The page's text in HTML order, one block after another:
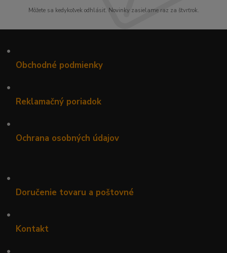
Môžete sa kedykoľvek odhlásiť. Novinky zasielame raz za štvrťrok.
•
Obchodné podmienky
•
Reklamačný poriadok
•
Ochrana osobných údajov
•
Doručenie tovaru a poštovné
•
Kontakt
•